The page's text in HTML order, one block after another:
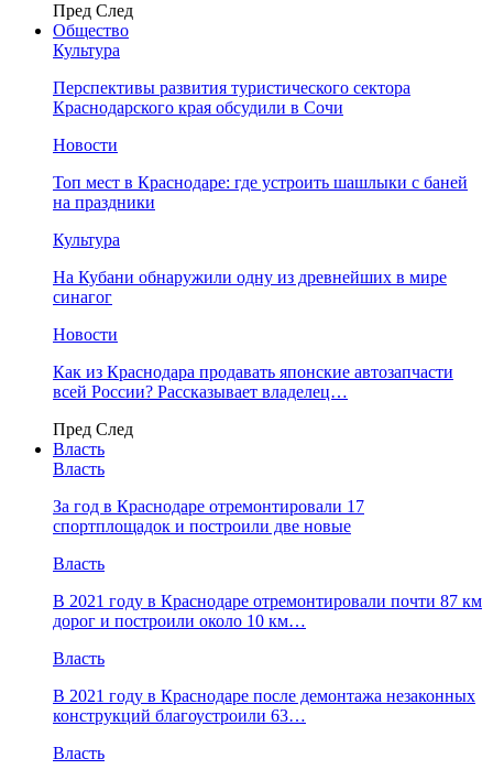
Пред След
Общество
Культура
Перспективы развития туристического сектора
Краснодарского края обсудили в Сочи
Новости
Топ мест в Краснодаре: где устроить шашлыки с баней
на праздники
Культура
На Кубани обнаружили одну из древнейших в мире
синагог
Новости
Как из Краснодара продавать японские автозапчасти
всей России? Рассказывает владелец…
Пред След
Власть
Власть
За год в Краснодаре отремонтировали 17
спортплощадок и построили две новые
Власть
В 2021 году в Краснодаре отремонтировали почти 87 км
дорог и построили около 10 км…
Власть
В 2021 году в Краснодаре после демонтажа незаконных
конструкций благоустроили 63…
Власть